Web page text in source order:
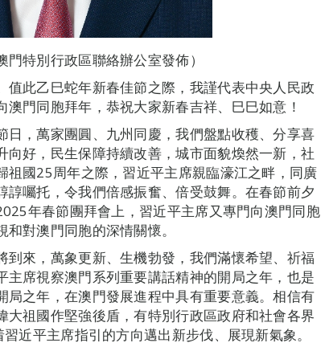
門特別行政區聯絡辦公室發佈）
此乙巳蛇年新春佳節之際，我謹代表中央人民政
門同胞拜年，恭祝大家新春吉祥、巳巳如意！
日，萬家團圓、九州同慶，我們盤點收穫、分享喜
好，民生保障持續改善，城市面貌煥然一新，社
祖國25周年之際，習近平主席親臨濠江之畔，同廣
諄囑托，令我們倍感振奮、倍受鼓舞。在春節前夕
年春節團拜會上，習近平主席又專門向澳門同胞
對澳門同胞的深情關懷。
來，萬象更新、生機勃發，我們滿懷希望、祈福
席視察澳門系列重要講話精神的開局之年，也是
局之年，在澳門發展進程中具有重要意義。相信有
大祖國作堅強後盾，有特別行政區政府和社會各界
近平主席指引的方向邁出新步伐、展現新氣象。